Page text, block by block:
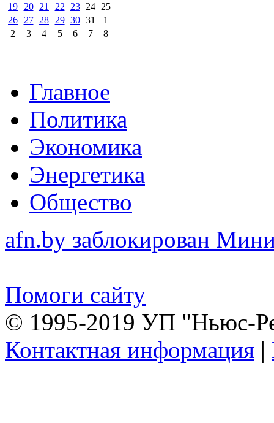
19
20 21 22 23 24
25
26
27 28 29 30 31
1
2
3 4 5 6 7 8
Главное
Политика
Экономика
Энергетика
Общество
afn.by заблокирован
Помоги сайту
© 1995-2019 УП "Ньюс-
Контактная информация |